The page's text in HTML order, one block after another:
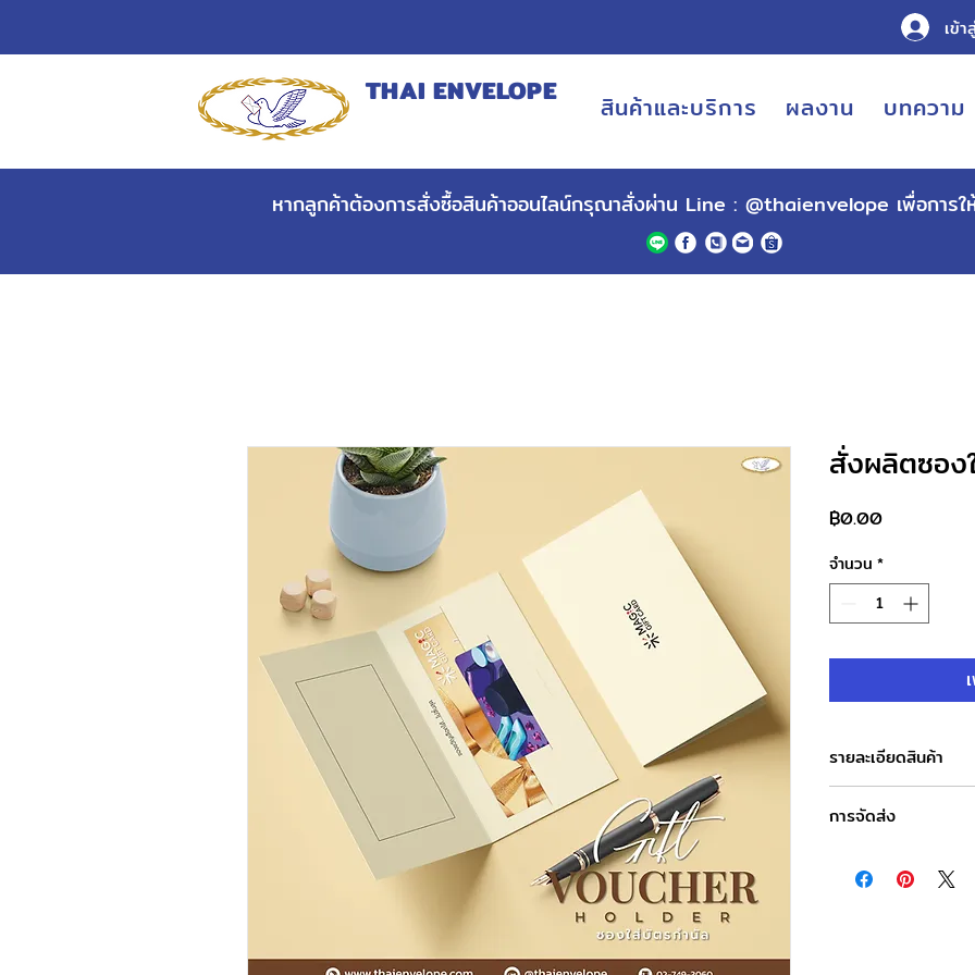
เข้า
THAI ENVELOPE สินค้าและบริการ ผลงาน บทความ
หากลูกค้าต้องการสั่งซื้อสินค้าออนไลน์กรุณาสั่งผ่าน Line : @thaienvelope เพื่อการ
สั่งผลิตซอง
฿0.00ราคา
จำนวน *
รายละเอียดสินค้า
สามารถทำได้ทุกรูปแบ
งานพิมพ์ต่างๆ
รับผลิตเท่านั้นกรุณาติ
การจัดส่ง
จันทร์-เสาร์ : 8.00-